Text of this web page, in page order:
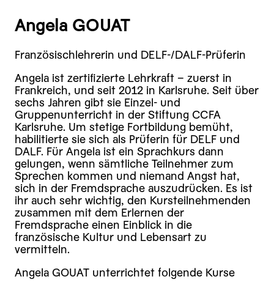
Angela GOUAT
Französischlehrerin und DELF-/DALF-Prüferin
Angela ist zertifizierte Lehrkraft – zuerst in
Frankreich, und seit 2012 in Karlsruhe. Seit über
sechs Jahren gibt sie Einzel- und
Gruppenunterricht in der Stiftung CCFA
Karlsruhe. Um stetige Fortbildung bemüht,
habilitierte sie sich als Prüferin für DELF und
DALF. Für Angela ist ein Sprachkurs dann
gelungen, wenn sämtliche Teilnehmer zum
Sprechen kommen und niemand Angst hat,
sich in der Fremdsprache auszudrücken. Es ist
ihr auch sehr wichtig, den Kursteilnehmenden
zusammen mit dem Erlernen der
Fremdsprache einen Einblick in die
französische Kultur und Lebensart zu
vermitteln.
Angela GOUAT unterrichtet folgende Kurse